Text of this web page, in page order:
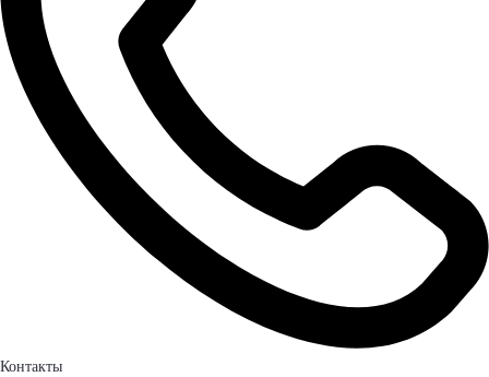
Контакты